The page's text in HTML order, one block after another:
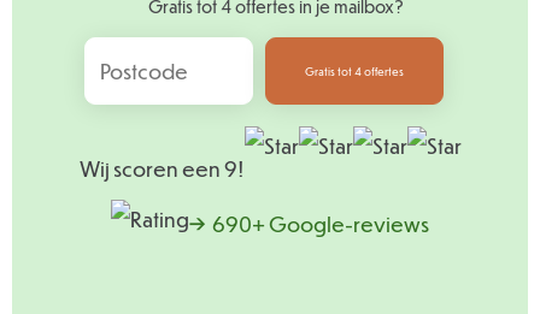
Gratis tot 4 offertes in je mailbox?
Gratis tot 4 offertes
Wij scoren een 9!
→ 690+ Google-reviews